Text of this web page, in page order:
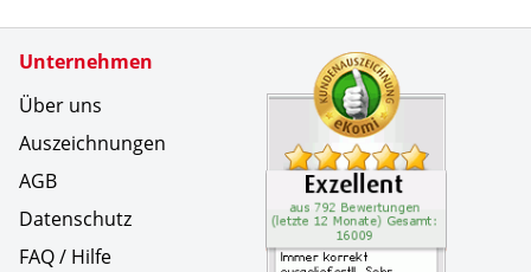
Unternehmen
Über uns
Auszeichnungen
AGB
Datenschutz
FAQ / Hilfe
Zertifikate